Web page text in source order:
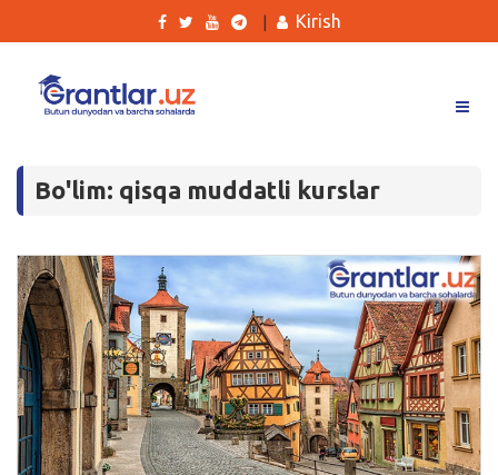
Tanlovlar
Kurslar
Blog
Yana
Kirish
Bo'lim: qisqa muddatli kurslar